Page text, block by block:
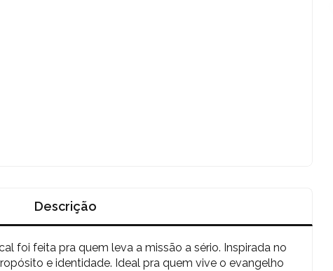
Descrição
foi feita pra quem leva a missão a sério. Inspirada no
e identidade. Ideal pra quem vive o evangelho